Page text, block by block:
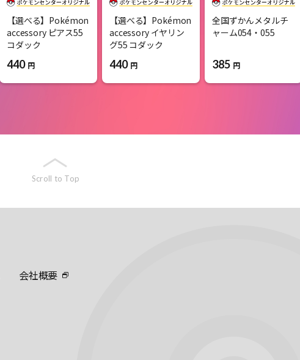
【選べる】Pokémon
accessory ピアス55
コダック
440 円
【選べる】Pokémon
accessory イヤリン
グ55 コダック
440 円
全国ずかんメタルチ
ャーム054・055 ​
385 円
Scroll to Top
会社概要